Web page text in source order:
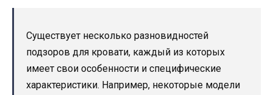
Существует несколько разновидностей
подзоров для кровати, каждый из которых
имеет свои особенности и специфические
характеристики. Например, некоторые модели